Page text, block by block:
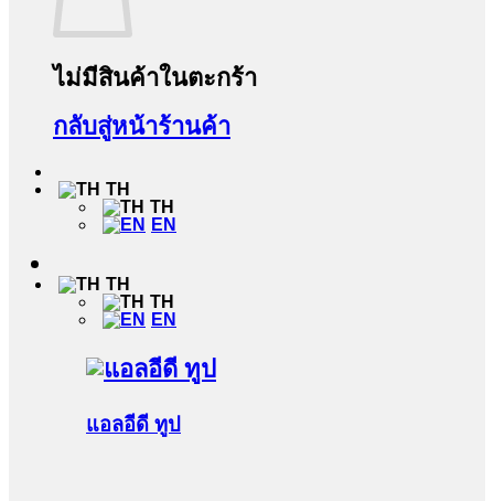
ไม่มีสินค้าในตะกร้า
กลับสู่หน้าร้านค้า
TH
TH
EN
TH
TH
EN
แอลอีดี ทูป